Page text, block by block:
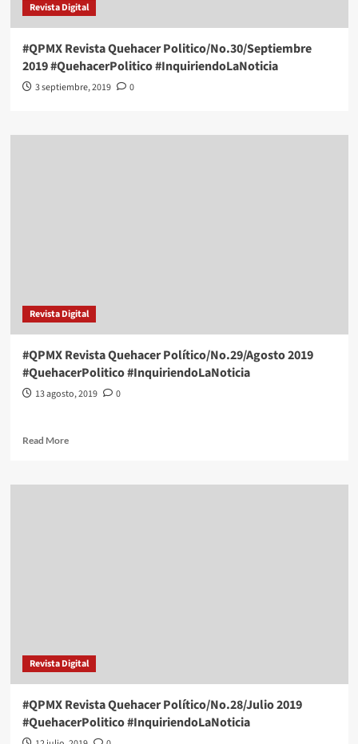
Revista Digital
#QPMX Revista Quehacer Politico/No.30/Septiembre
2019 #QuehacerPolitico #InquiriendoLaNoticia
3 septiembre, 2019 0
Revista Digital
#QPMX Revista Quehacer Político/No.29/Agosto 2019
#QuehacerPolitico #InquiriendoLaNoticia
13 agosto, 2019 0
Read MoreRead
#QPMX
Revista Digital
#QPMX Revista Quehacer Político/No.28/Julio 2019
#QuehacerPolitico #InquiriendoLaNoticia